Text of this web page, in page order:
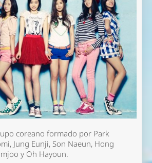
coreano formado por Park
Jung Eunji, Son Naeun, Hong
y Oh Hayoun.